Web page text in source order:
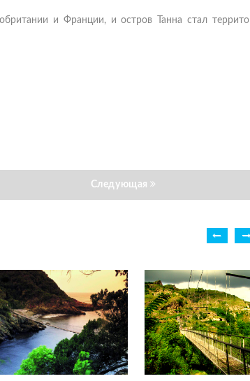
и Франции, и остров Танна стал
Следующая